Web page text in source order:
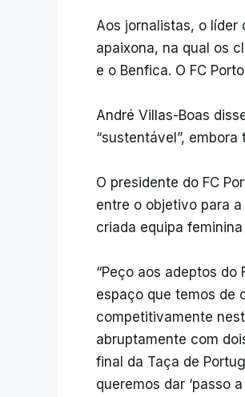
Aos jornalistas, o
apaixona, na qual os
e o Benfica. O FC
André Villas-Boas
“sustentável”,
O presidente do FC
entre o objetivo para
criada equipa
“Peço aos adeptos
espaço que temos de
competitivamente
abruptamente com
final da Taça de
queremos dar ‘passo